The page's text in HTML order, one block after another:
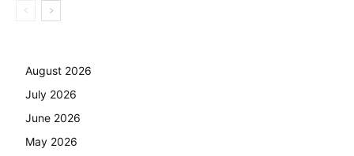
August 2026
July 2026
June 2026
May 2026